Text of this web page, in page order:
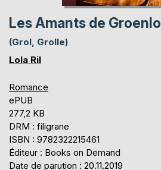
Les Amants de Groenlo
(Grol, Grolle)
Lola Ril
Romance
ePUB
277,2 KB
DRM : filigrane
ISBN : 9782322215461
Éditeur : Books on Demand
Date de parution : 20.11.2019